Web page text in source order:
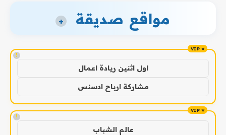
مواقع صديقة +
!
اول اثنين ريادة اعمال
مشاركة ارباح ادسنس
!
عالم الشباب